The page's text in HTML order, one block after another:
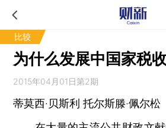
比较
为什么发展中国家税
2015年04月01日第2期
蒂莫西·贝斯利 托尔斯滕·佩尔松